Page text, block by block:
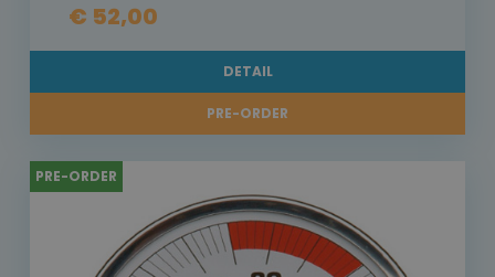
€ 52,00
DETAIL
PRE-ORDER
PRE-ORDER